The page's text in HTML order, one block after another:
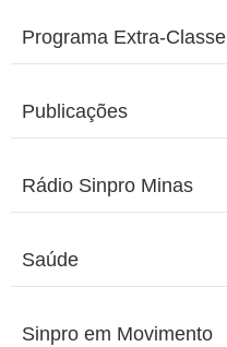
Programa Extra-Classe
Publicações
Rádio Sinpro Minas
Saúde
Sinpro em Movimento